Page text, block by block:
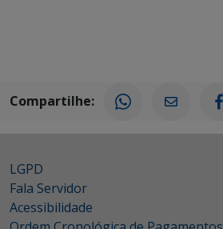
Compartilhe:
LGPD
Fala Servidor
Acessibilidade